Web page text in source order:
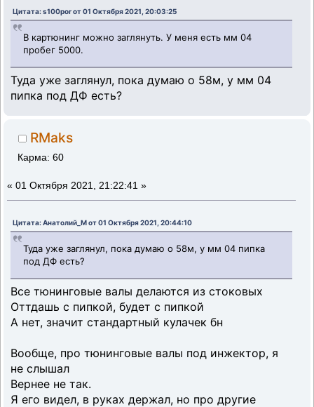
Цитата: s100por от 01 Октября 2021, 20:03:25
В картюнинг можно заглянуть. У меня есть мм 04
пробег 5000.
Туда уже заглянул, пока думаю о 58м, у мм 04
пипка под ДФ есть?
RMaks
Карма: 60
« 01 Октября 2021, 21:22:41 »
Цитата: Анатолий_М от 01 Октября 2021, 20:44:10
Туда уже заглянул, пока думаю о 58м, у мм 04 пипка
под ДФ есть?
Все тюнинговые валы делаются из стоковых
Оттдашь с пипкой, будет с пипкой
А нет, значит стандартный кулачек бн
Вообще, про тюнинговые валы под инжектор, я
не слышал
Вернее не так.
Я его видел, в руках держал, но про другие